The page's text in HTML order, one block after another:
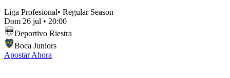
Liga Profesional• Regular Season
Dom 26 jul • 20:00
Deportivo Riestra
Boca Juniors
Apostar Ahora